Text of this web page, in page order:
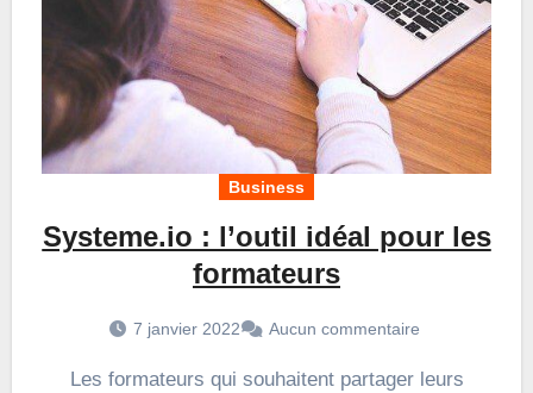
Business
Systeme.io : l’outil idéal pour les
formateurs
7 janvier 2022 Aucun commentaire
Les formateurs qui souhaitent partager leurs